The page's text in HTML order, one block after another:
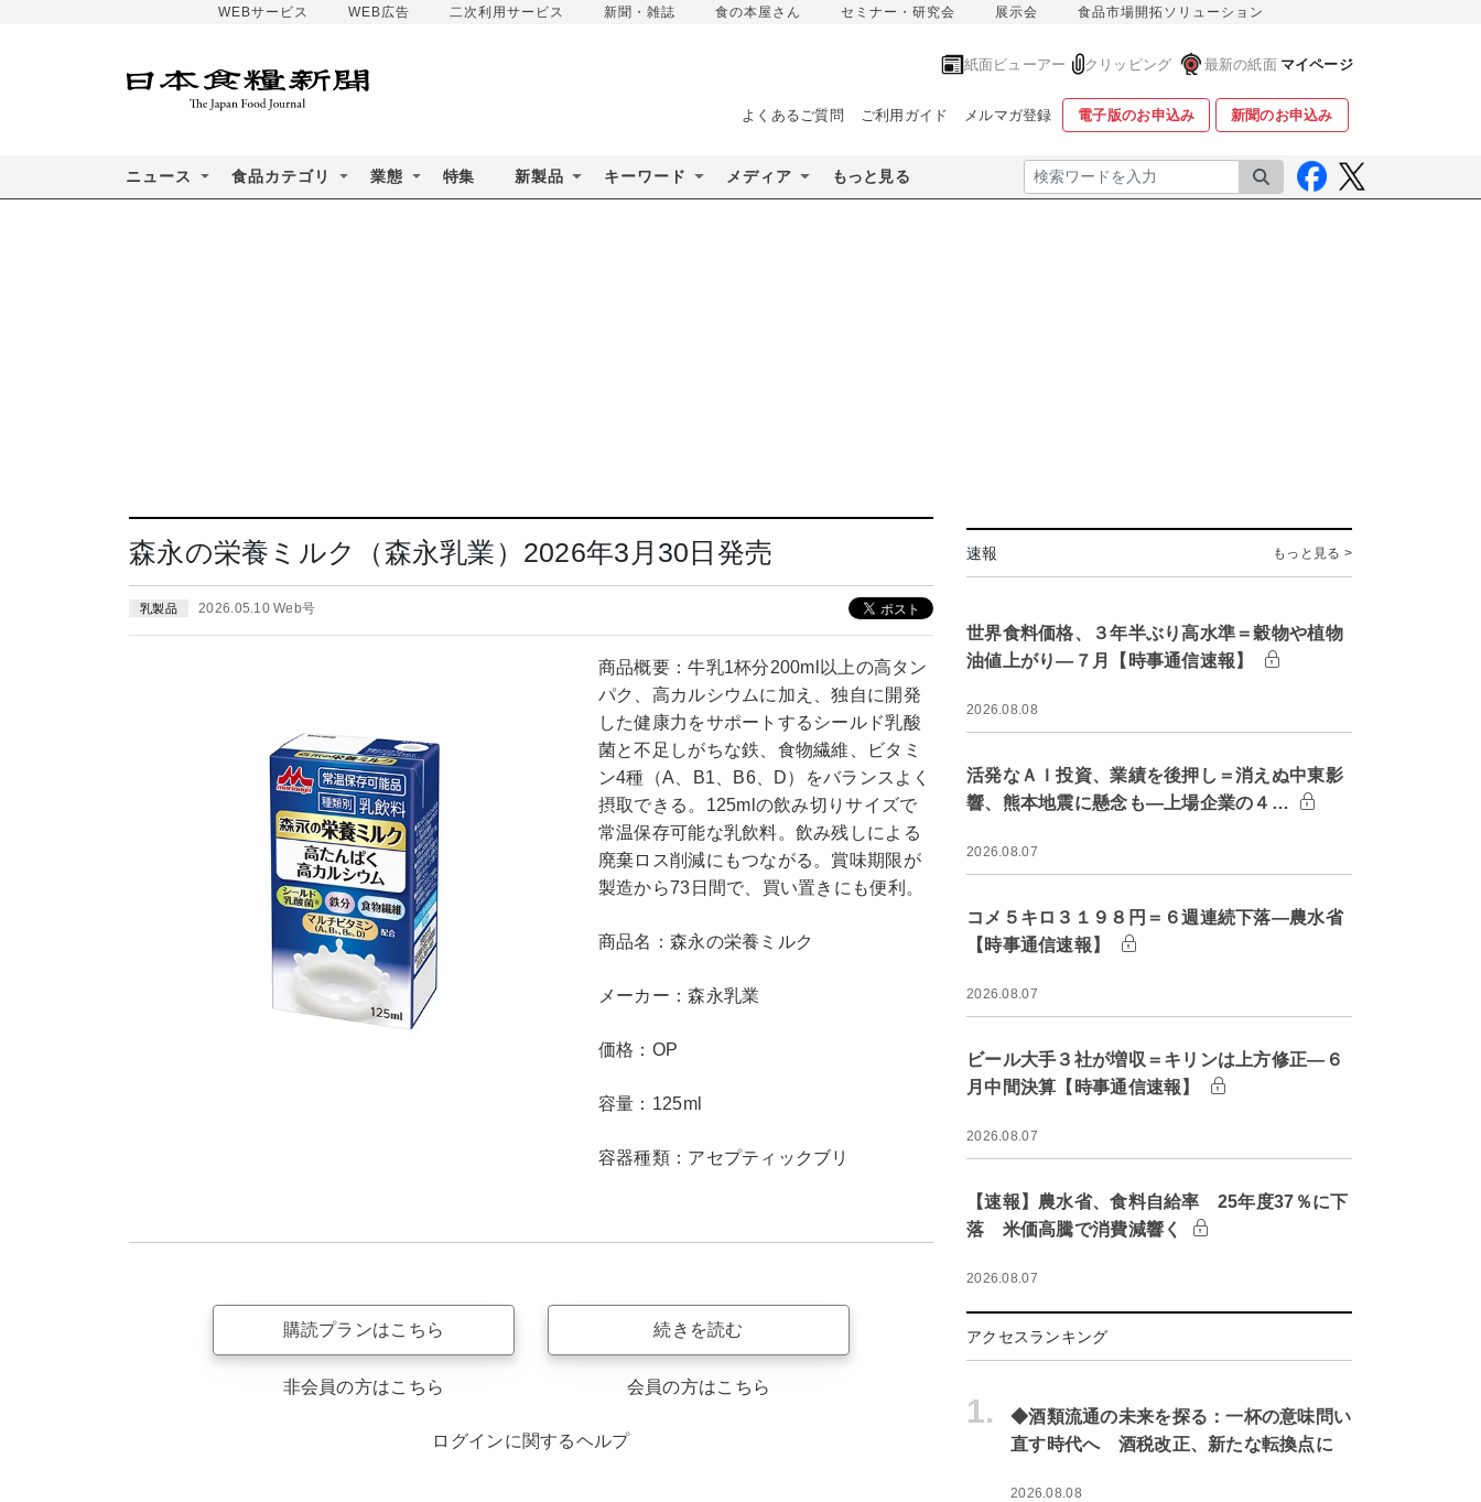
WEBサービス WEB広告 二次利用サービス 新聞・雑誌 食の本屋さん セミナー・研究会 展示会 食品市場開拓ソリューション
紙面ビューアー クリッピング 最新の紙面 マイページ
よくあるご質問 ご利用ガイド メルマガ登録 電子版のお申込み 新聞のお申込み
ニュース 食品カテゴリ 業態 特集 新製品 キーワード メディア もっと見る 検索
森永の栄養ミルク（森永乳業）2026年3月30日発売
乳製品 2026.05.10 Web号
商品概要：牛乳1杯分200ml以上の高タン
パク、高カルシウムに加え、独自に開発
した健康力をサポートするシールド乳酸
菌と不足しがちな鉄、食物繊維、ビタミ
ン4種（A、B1、B6、D）をバランスよく
摂取できる。125mlの飲み切りサイズで
常温保存可能な乳飲料。飲み残しによる
廃棄ロス削減にもつながる。賞味期限が
製造から73日間で、買い置きにも便利。
商品名：森永の栄養ミルク
メーカー：森永乳業
価格：OP
容量：125ml
容器種類：アセプティックブリ
購読プランはこちら
非会員の方はこちら
続きを読む
会員の方はこちら
ログインに関するヘルプ
速報 もっと見る >
世界食料価格、３年半ぶり高水準＝穀物や植物
油値上がり―７月【時事通信速報】
2026.08.08
活発なＡＩ投資、業績を後押し＝消えぬ中東影
響、熊本地震に懸念も―上場企業の４…
2026.08.07
コメ５キロ３１９８円＝６週連続下落―農水省
【時事通信速報】
2026.08.07
ビール大手３社が増収＝キリンは上方修正―６
月中間決算【時事通信速報】
2026.08.07
【速報】農水省、食料自給率 25年度37％に下
落 米価高騰で消費減響く
2026.08.07
アクセスランキング
1.
◆酒類流通の未来を探る：一杯の意味問い
直す時代へ 酒税改正、新たな転換点に
2026.08.08